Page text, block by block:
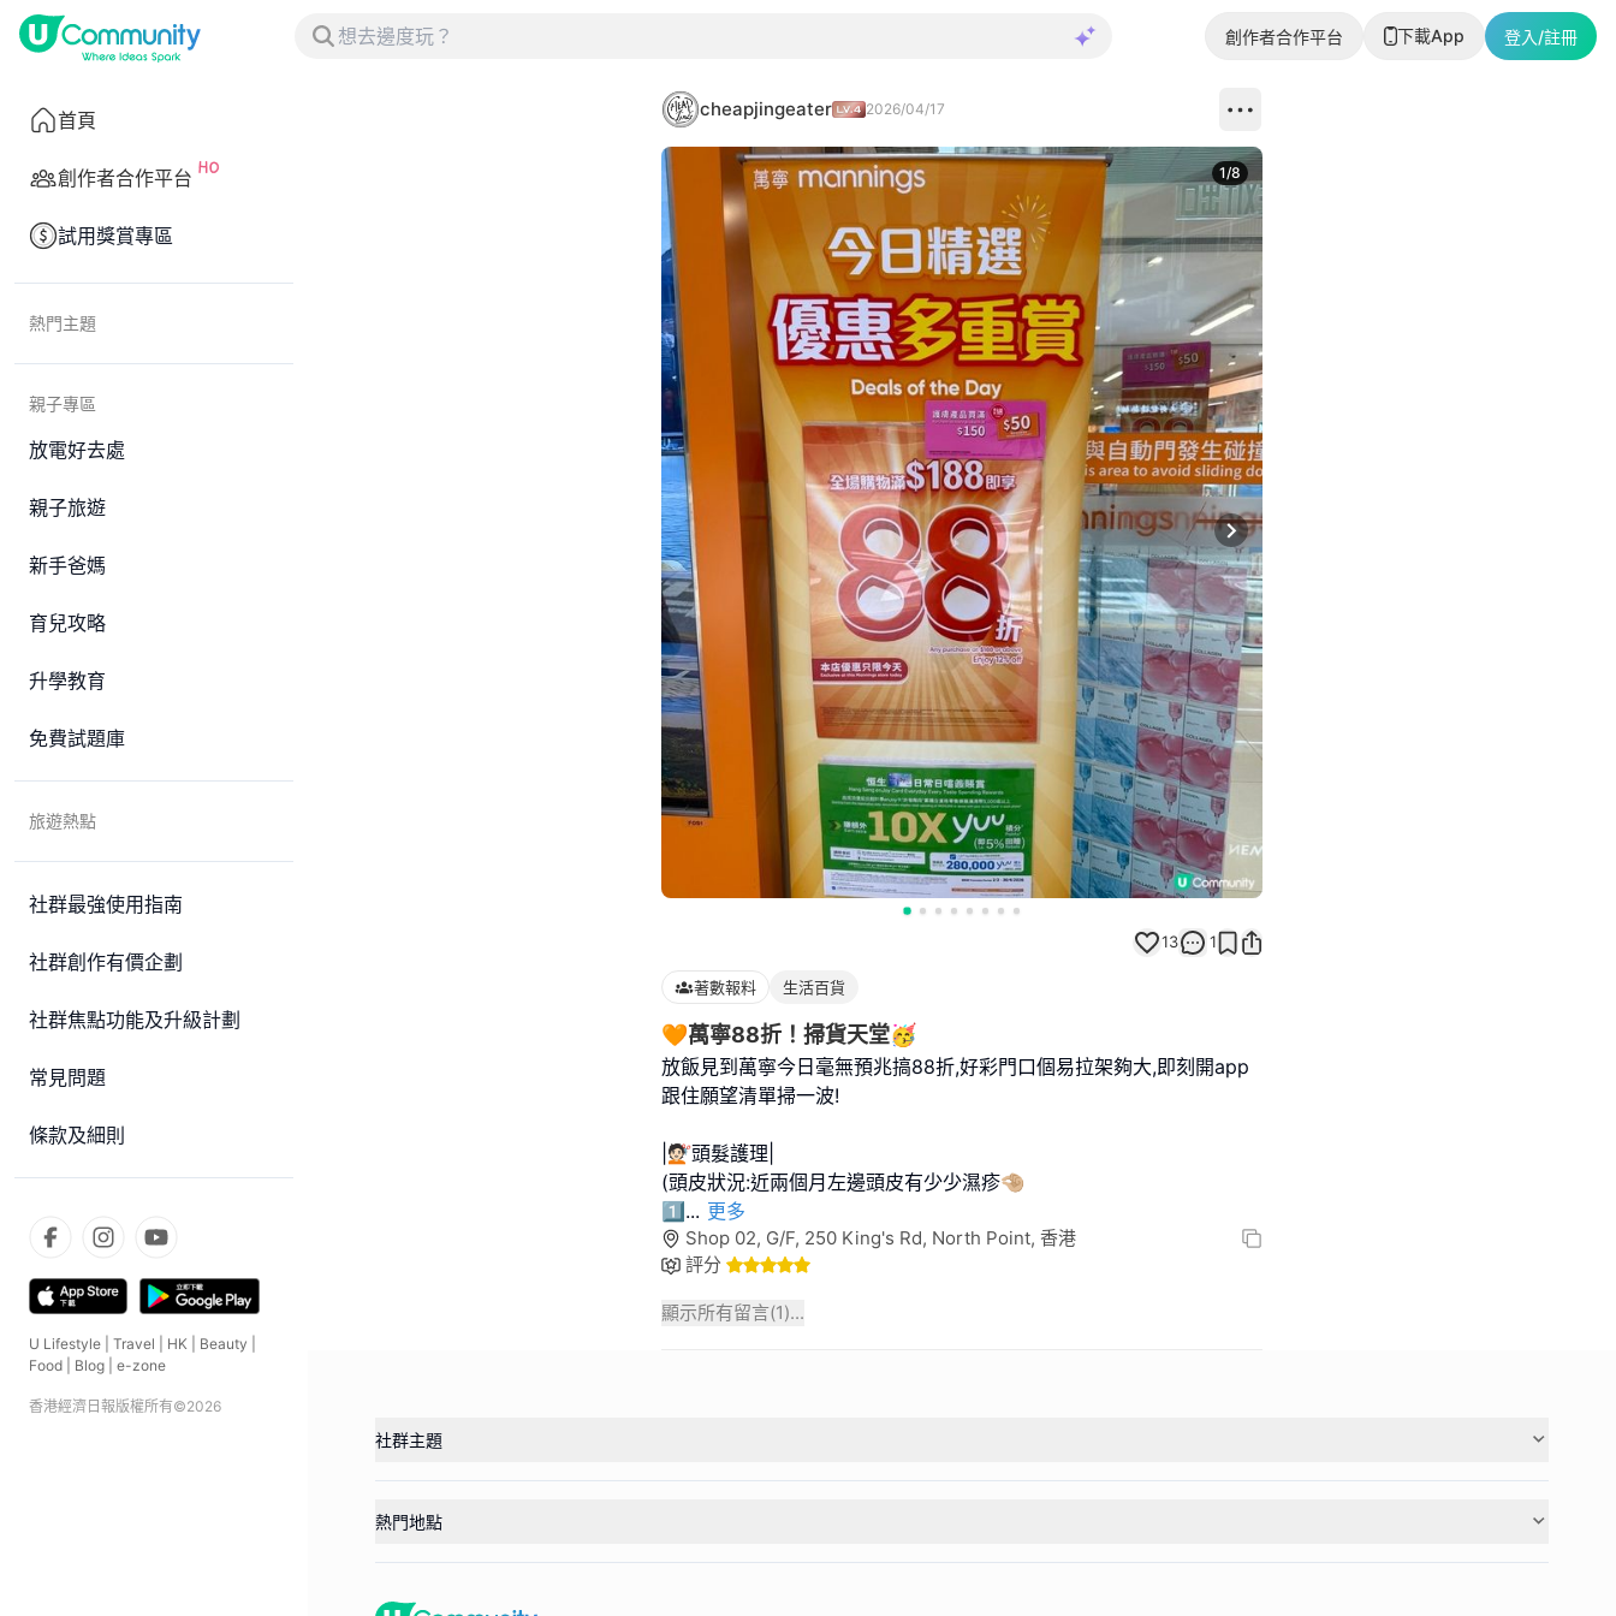
創作者合作平台 下載App 登入/註冊
首頁
創作者合作平台
試用獎賞專區
熱門主題
親子專區
放電好去處
親子旅遊
新手爸媽
育兒攻略
升學教育
免費試題庫
旅遊熱點
社群最強使用指南
社群創作有價企劃
社群焦點功能及升級計劃
常見問題
條款及細則
U Lifestyle Travel HK Beauty
Food
Blog e-zone
香港經濟日報版權所有©2026
cheapjingeater 2026/04/17
Next slide
1/8
13 1
著數報料 生活百貨
🧡萬寧88折！掃貨天堂🥳
放飯見到萬寧今日毫無預兆搞88折,好彩門口個易拉架夠大,即刻開app
跟住願望清單掃一波!
|💇🏻頭髮護理|
(頭皮狀況:近兩個月左邊頭皮有少少濕疹🤏🏼
1️⃣ ... 更多
Shop 02, G/F, 250 King's Rd, North Point, 香港
評分
顯示所有留言(1)...
社群主題
熱門地點